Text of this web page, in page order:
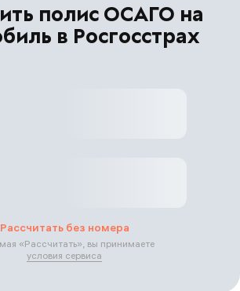
полис ОСАГО на
в Росгосстрах
Рассчитать без номера
«Рассчитать», вы принимаете
условия сервиса